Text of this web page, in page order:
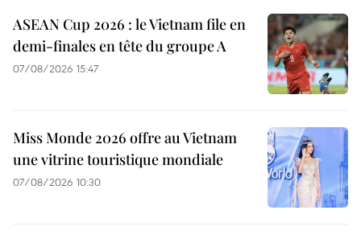
ASEAN Cup 2026 : le Vietnam file en
demi-finales en tête du groupe A
07/08/2026 15:47
Miss Monde 2026 offre au Vietnam
une vitrine touristique mondiale
07/08/2026 10:30